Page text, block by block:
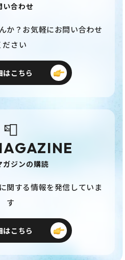
い合わせ
か？お気軽にお問い合わせ
ださい
はこちら
📮
ガジンの購読
関する情報を発信していま
す
はこちら